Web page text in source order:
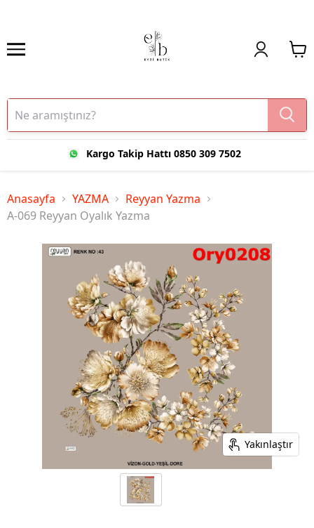
Kargo Takip Hattı 0850 309 7502
Anasayfa YAZMA
Reyyan Yazma
A-069 Reyyan Oyalık Yazma
Yakınlaştır